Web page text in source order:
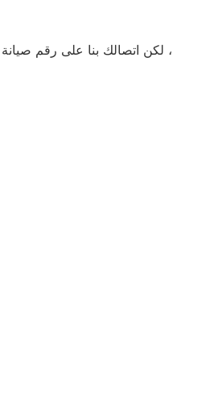
لكن اتصالك بنا على رقم صيانة الاجهزة المنزلية لتقديم المشورة القنية ومساعدتك فى انهاء مشكلة طارئة او عطل بسيط هو امر نقدره تمام ونقدم لك الحلول الممكنة والمساعدة قدر المستطاع ،